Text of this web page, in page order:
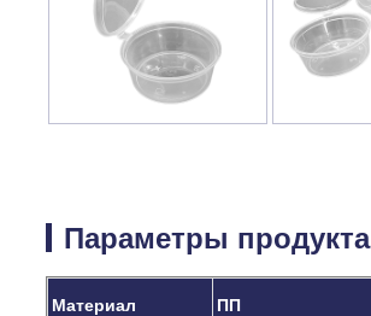
Параметры продукта
Материал ПП